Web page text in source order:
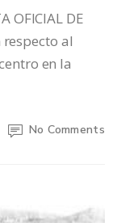
OFICIAL DE
respecto al
en la
No Comments